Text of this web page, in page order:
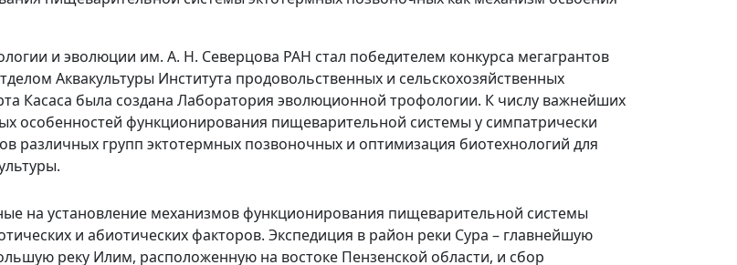
и эволюции им. А. Н. Северцова РАН стал победителем конкурса мегагрантов
Аквакультуры Института продовольственных и сельскохозяйственных
Касаса была создана Лаборатория эволюционной трофологии. К числу важнейших
особенностей функционирования пищеварительной системы у симпатрически
групп эктотермных позвоночных и оптимизация биотехнологий для
на установление механизмов функционирования пищеварительной системы
и абиотических факторов. Экспедиция в район реки Сура – главнейшую
реку Илим, расположенную на востоке Пензенской области, и сбор